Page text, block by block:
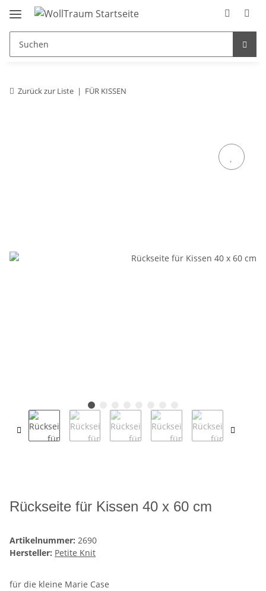
Zurück zur Liste FÜR KISSEN
Rückseite für Kissen 40 x 60 cm
Artikelnummer: 2690
Hersteller: Petite Knit
für die kleine Marie Case